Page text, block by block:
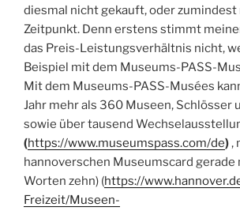
diesmal nicht gekauft, oder zumindest
Zeitpunkt. Denn erstens stimmt
das Preis-Leistungsverhältnis nicht,
Beispiel mit dem Museums-PASS-
Mit dem Museums-PASS-Musées
Jahr mehr als 360 Museen, Schlösser
sowie über tausend
(https://www.museumspass.com/de),
hannoverschen Museumscard gerade
Worten zehn) (https://
Freizeit/Museen-